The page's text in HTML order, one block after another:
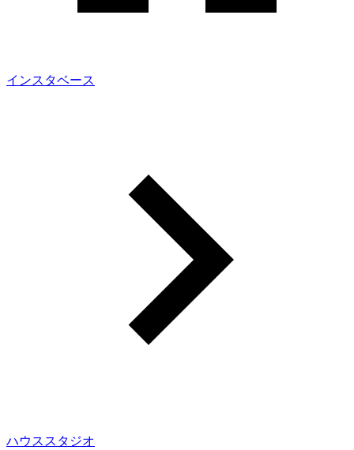
インスタベース
ハウススタジオ